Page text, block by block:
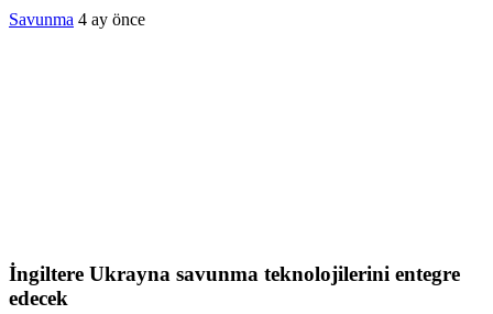
Savunma 4 ay önce
İngiltere Ukrayna savunma teknolojilerini entegre
edecek